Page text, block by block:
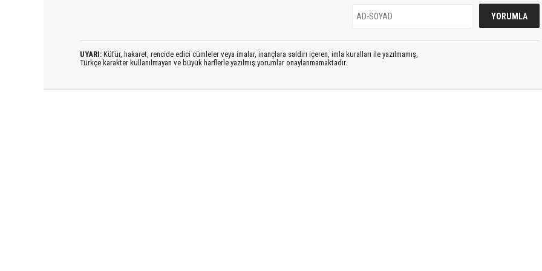
UYARI: Küfür, hakaret, rencide edici cümleler veya imalar, inançlara saldırı içeren, imla kuralları ile yazılmamış,
Türkçe karakter kullanılmayan ve büyük harflerle yazılmış yorumlar onaylanmamaktadır.